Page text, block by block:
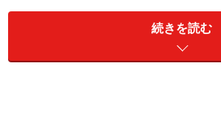
グループツアーや家族や仲間との
や形態は様々ですが、共通するの
続きを読む